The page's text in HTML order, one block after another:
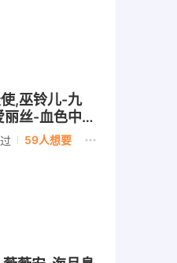
,巫铃儿-九
丝-血色中的
59人想要